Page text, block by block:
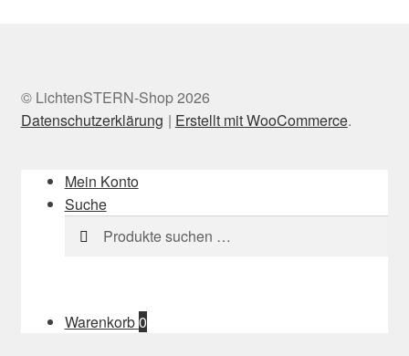
© LichtenSTERN-Shop 2026
Datenschutzerklärung
Erstellt mit WooCommerce.
Mein Konto
Suche
Suchen
nach:
Suchen
Warenkorb0